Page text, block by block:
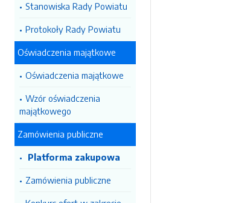
Stanowiska Rady Powiatu
Protokoły Rady Powiatu
Oświadczenia majątkowe
Oświadczenia majątkowe
Wzór oświadczenia
majątkowego
Zamówienia publiczne
Platforma zakupowa
Zamówienia publiczne